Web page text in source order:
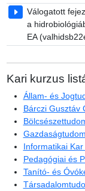
Válogatott
a
EA
Kari kurzus
Állam- és
Bárczi Gusztáv
Informatikai Kar
Pedagógiai és
Tanító- és